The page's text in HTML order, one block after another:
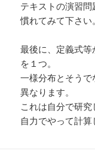
テキストの演習
慣れてみて下さい
最後に、定義式等
を１つ。
一様分布とそうで
異なります。
これは自分で研究
自力でやって計算